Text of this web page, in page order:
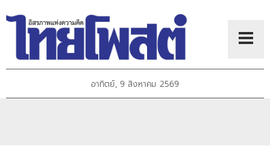
อาทิตย์, 9 สิงหาคม 2569